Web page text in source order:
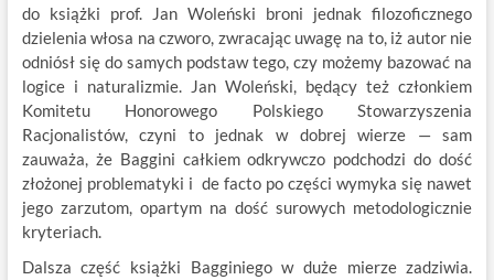
do książki prof. Jan Woleński broni jednak filozoficznego
dzielenia włosa na czworo, zwracając uwagę na to, iż autor nie
odniósł się do samych podstaw tego, czy możemy bazować na
logice i naturalizmie. Jan Woleński, będący też członkiem
Komitetu Honorowego Polskiego Stowarzyszenia
Racjonalistów, czyni to jednak w dobrej wierze — sam
zauważa, że Baggini całkiem odkrywczo podchodzi do dość
złożonej problematyki i de facto po części wymyka się nawet
jego zarzutom, opartym na dość surowych metodologicznie
kryteriach.
Dalsza część książki Bagginiego w duże mierze zadziwia.